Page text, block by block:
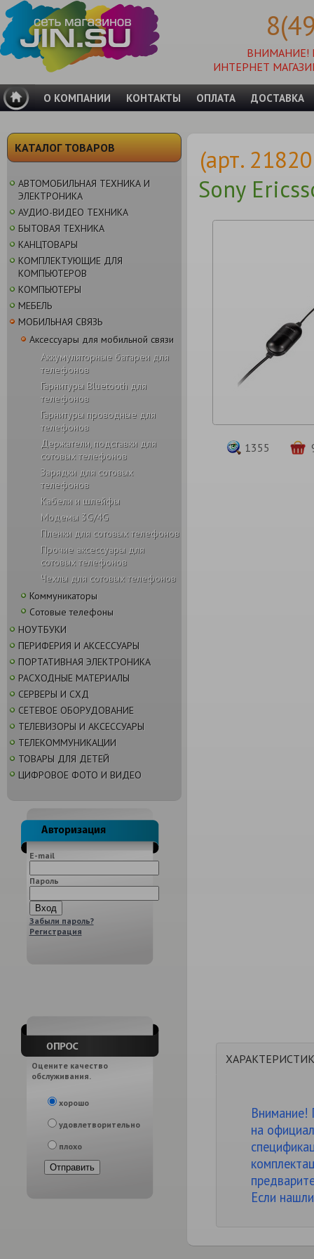
ВНИМАНИЕ!
ИНТЕРНЕТ
О КОМПАНИИ КОНТАКТЫ ОПЛАТА ДОСТАВКА
КАТАЛОГ ТОВАРОВ
АВТОМОБИЛЬНАЯ ТЕХНИКА И
ЭЛЕКТРОНИКА
АУДИО-ВИДЕО ТЕХНИКА
БЫТОВАЯ ТЕХНИКА
КАНЦТОВАРЫ
КОМПЛЕКТУЮЩИЕ ДЛЯ
КОМПЬЮТЕРОВ
КОМПЬЮТЕРЫ
МЕБЕЛЬ
МОБИЛЬНАЯ СВЯЗЬ
Аксессуары для мобильной связи
Аккумуляторные батареи для
телефонов
Гарнитуры Bluetooth для
телефонов
Гарнитуры проводные для
телефонов
Держатели, подставки для
сотовых телефонов
Зарядки для сотовых
телефонов
Кабели и шлейфы
Модемы 3G/4G
Пленки для сотовых телефонов
Прочие аксессуары для
сотовых телефонов
Чехлы для сотовых телефонов
Коммуникаторы
Сотовые телефоны
НОУТБУКИ
ПЕРИФЕРИЯ И АКСЕССУАРЫ
ПОРТАТИВНАЯ ЭЛЕКТРОНИКА
РАСХОДНЫЕ МАТЕРИАЛЫ
СЕРВЕРЫ И СХД
СЕТЕВОЕ ОБОРУДОВАНИЕ
ТЕЛЕВИЗОРЫ И АКСЕССУАРЫ
ТЕЛЕКОММУНИКАЦИИ
ТОВАРЫ ДЛЯ ДЕТЕЙ
ЦИФРОВОЕ ФОТО И ВИДЕО
E-mail
Пароль
Забыли пароль?
Регистрация
Оцените качество
обслуживания.
хорошо
удовлетворительно
плохо
(арт.
Sony
1355
Внимание!
на
Если